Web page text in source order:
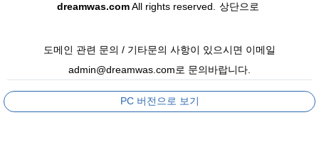
dreamwas.comAll rights reserved. 상단으로
도메인 관련 문의 / 기타문의 사항이 있으시면 이메일
admin@dreamwas.com로 문의바랍니다.
PC 버전으로 보기